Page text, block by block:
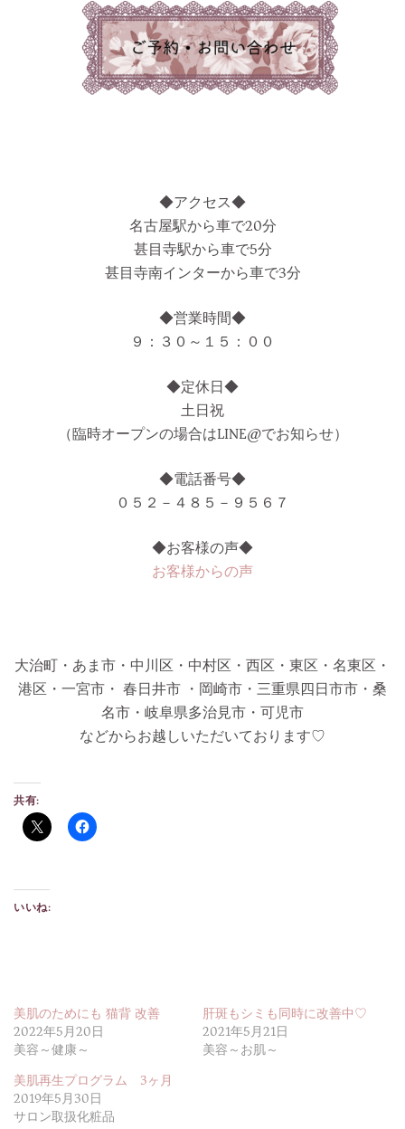
◆アクセス◆
名古屋駅から車で20分
甚目寺駅から車で5分
甚目寺南インターから車で3分
◆営業時間◆
９：３０～１５：００
◆定休日◆
土日祝
（臨時オープンの場合はLINE@でお知らせ）
◆電話番号◆
０５２－４８５－９５６７
◆お客様の声◆
お客様からの声
大治町・あま市・中川区・中村区・西区・東区・名東区・
港区・一宮市・ 春日井市 ・岡崎市・三重県四日市市・桑
名市・岐阜県多治見市・可児市
などからお越しいただいております♡
共有:
いいね:
美肌のためにも 猫背 改善
2022年5月20日
美容～健康～
肝斑もシミも同時に改善中♡
2021年5月21日
美容～お肌～
美肌再生プログラム 3ヶ月
2019年5月30日
サロン取扱化粧品